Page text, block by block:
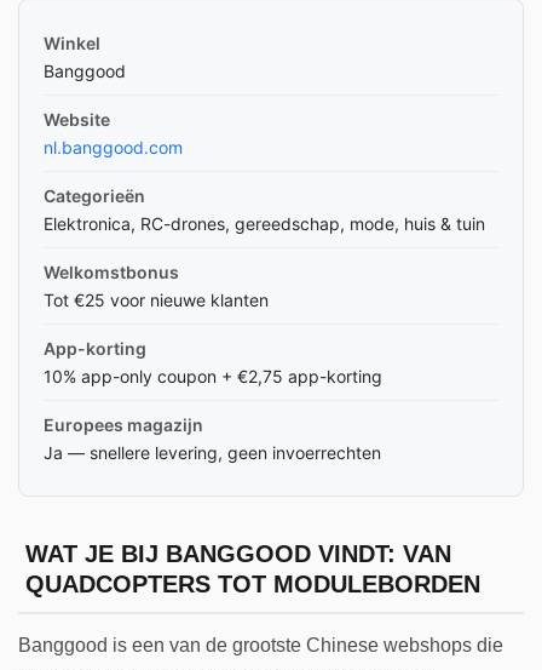
Winkel
Banggood
Website
nl.banggood.com
Categorieën
Elektronica, RC-drones, gereedschap, mode, huis & tuin
Welkomstbonus
Tot €25 voor nieuwe klanten
App-korting
10% app-only coupon + €2,75 app-korting
Europees magazijn
Ja — snellere levering, geen invoerrechten
WAT JE BIJ BANGGOOD VINDT: VAN
QUADCOPTERS TOT MODULEBORDEN
Banggood is een van de grootste Chinese webshops die